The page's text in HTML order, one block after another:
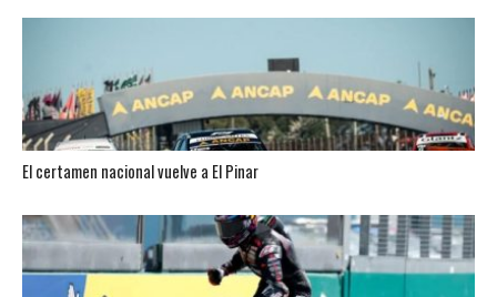
El certamen nacional vuelve a El Pinar